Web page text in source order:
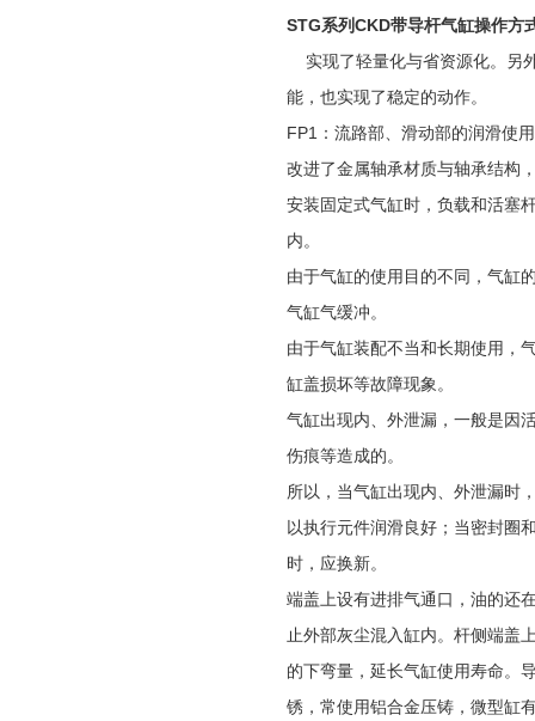
STG系列CKD带导杆气缸操作方
实现了轻量化与省资源化。另
能，也实现了稳定的动作。
FP1：流路部、滑动部的润滑使
改进了金属轴承材质与轴承结构
安装固定式气缸时，负载和活塞
内。
由于气缸的使用目的不同，气缸
气缸气缓冲。
由于气缸装配不当和长期使用，
缸盖损坏等故障现象。
气缸出现内、外泄漏，一般是因
伤痕等造成的。
所以，当气缸出现内、外泄漏时
以执行元件润滑良好；当密封圈
时，应换新。
端盖上设有进排气通口，油的还
止外部灰尘混入缸内。杆侧端盖
的下弯量，延长气缸使用寿命。
锈，常使用铝合金压铸，微型缸